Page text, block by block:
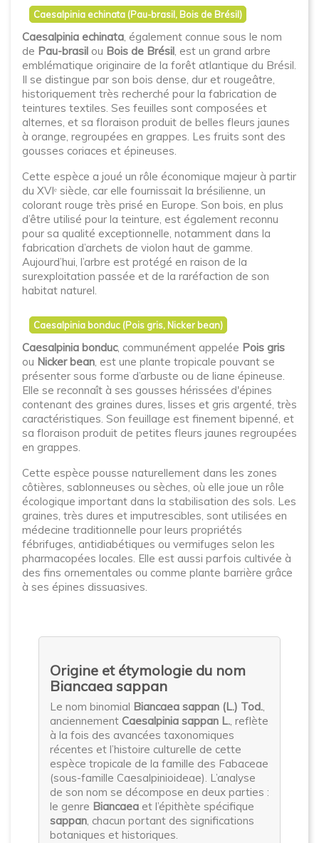
Caesalpinia echinata (Pau-brasil, Bois de Brésil)
Caesalpinia echinata, également connue sous le nom
de Pau-brasil ou Bois de Brésil, est un grand arbre
emblématique originaire de la forêt atlantique du Brésil.
Il se distingue par son bois dense, dur et rougeâtre,
historiquement très recherché pour la fabrication de
teintures textiles. Ses feuilles sont composées et
alternes, et sa floraison produit de belles fleurs jaunes
à orange, regroupées en grappes. Les fruits sont des
gousses coriaces et épineuses.
Cette espèce a joué un rôle économique majeur à partir
du XVIᵉ siècle, car elle fournissait la brésilienne, un
colorant rouge très prisé en Europe. Son bois, en plus
d’être utilisé pour la teinture, est également reconnu
pour sa qualité exceptionnelle, notamment dans la
fabrication d’archets de violon haut de gamme.
Aujourd’hui, l’arbre est protégé en raison de la
surexploitation passée et de la raréfaction de son
habitat naturel.
Caesalpinia bonduc (Pois gris, Nicker bean)
Caesalpinia bonduc, communément appelée Pois gris
ou Nicker bean, est une plante tropicale pouvant se
présenter sous forme d’arbuste ou de liane épineuse.
Elle se reconnaît à ses gousses hérissées d'épines
contenant des graines dures, lisses et gris argenté, très
caractéristiques. Son feuillage est finement bipenné, et
sa floraison produit de petites fleurs jaunes regroupées
en grappes.
Cette espèce pousse naturellement dans les zones
côtières, sablonneuses ou sèches, où elle joue un rôle
écologique important dans la stabilisation des sols. Les
graines, très dures et imputrescibles, sont utilisées en
médecine traditionnelle pour leurs propriétés
fébrifuges, antidiabétiques ou vermifuges selon les
pharmacopées locales. Elle est aussi parfois cultivée à
des fins ornementales ou comme plante barrière grâce
à ses épines dissuasives.
Origine et étymologie du nom
Biancaea sappan
Le nom binomial Biancaea sappan (L.) Tod.,
anciennement Caesalpinia sappan L., reflète
à la fois des avancées taxonomiques
récentes et l’histoire culturelle de cette
espèce tropicale de la famille des Fabaceae
(sous-famille Caesalpinioideae). L’analyse
de son nom se décompose en deux parties :
le genre Biancaea et l’épithète spécifique
sappan, chacun portant des significations
botaniques et historiques.